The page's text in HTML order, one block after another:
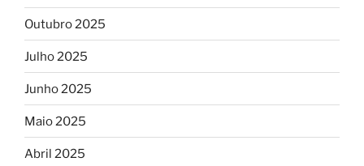
Outubro 2025
Julho 2025
Junho 2025
Maio 2025
Abril 2025